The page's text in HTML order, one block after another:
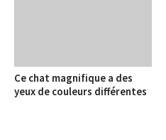
Ce chat magnifique a des
yeux de couleurs différentes